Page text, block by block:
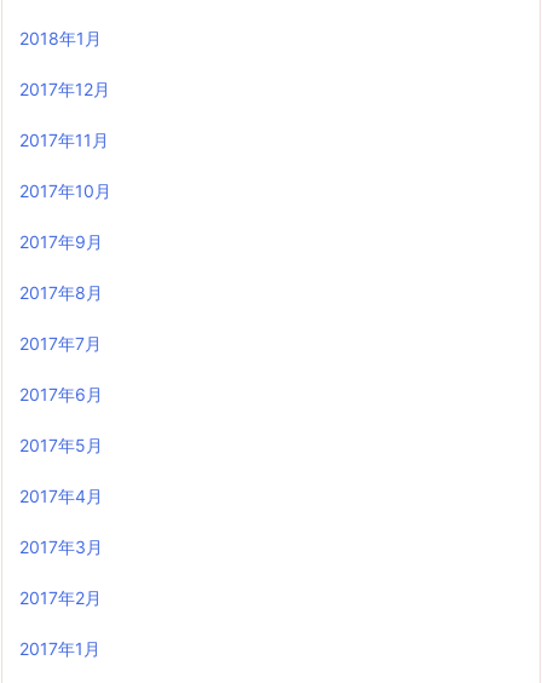
2018年1月
2017年12月
2017年11月
2017年10月
2017年9月
2017年8月
2017年7月
2017年6月
2017年5月
2017年4月
2017年3月
2017年2月
2017年1月